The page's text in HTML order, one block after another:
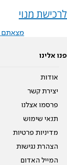
לרכישת מנוי
מצאתם
פנו אלינו
אודות
יצירת קשר
פרסמו אצלנו
תנאי שימוש
מדיניות פרטיות
הצהרת נגישות
המייל האדום